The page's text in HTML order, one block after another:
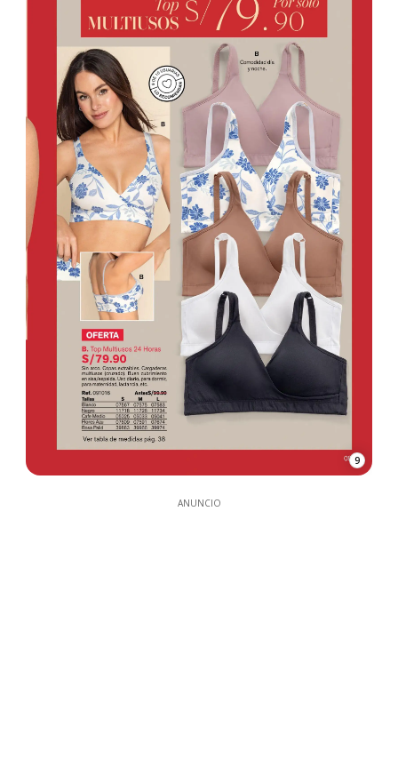
9
ANUNCIO